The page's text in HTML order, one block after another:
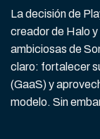
La decisión de
creador de Halo y
ambiciosas de
claro: fortalecer
(GaaS) y
modelo. Sin